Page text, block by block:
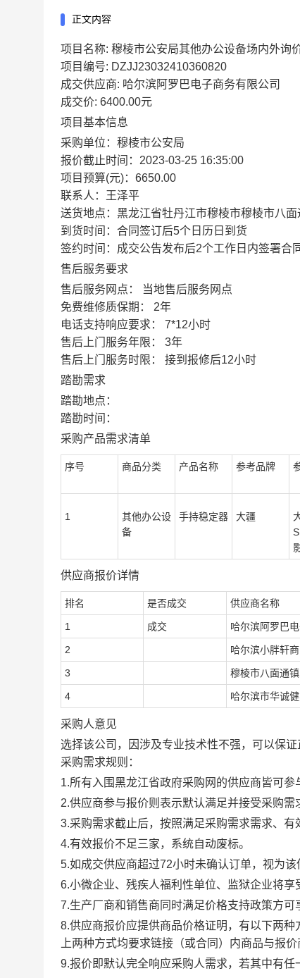
正文内容
项目名称: 穆棱市公安局其他办公设备场内外询
项目编号: DZJJ23032410360820
成交供应商: 哈尔滨阿罗巴电子商务有限公司
成交价: 6400.00元
项目基本信息
采购单位： 穆棱市公安局
报价截止时间： 2023-03-25 16:35:00
项目预算(元)： 6650.00
联系人：
王泽平
送货地点： 黑龙江省牡丹江市穆棱市穆棱市八
到货时间： 合同签订后5个日历日到货
签约时间： 成交公告发布后2个工作日内签署合
售后服务要求
售后服务网点：
当地售后服务网点
免费维修质保期：
2年
电话支持响应要求：
7*12小时
售后上门服务年限：
3年
售后上门服务时限：
接到报修后12小时
踏勘需求
踏勘地点：
踏勘时间：
采购产品需求清单
序号 商品分类 产品名称 参考品牌
1
其他办公设
备
手持稳定器 大疆
供应商报价详情
排名 是否成交 供应商名称
1 成交 哈尔滨阿罗巴
2 哈尔滨小胖轩
3 穆棱市八面通
4 哈尔滨市华诚
采购人意见
选择该公司，因涉及专业技术性不强，可以保证
采购需求规则：
1.所有入围黑龙江省政府采购网的供应商皆可参
2.供应商参与报价则表示默认满足并接受采购需
3.采购需求截止后，按照满足采购需求需求、有
4.有效报价不足三家，系统自动废标。
5.如成交供应商超过72小时未确认订单，视为
6.小微企业、残疾人福利性单位、监狱企业将享
7.生产厂商和销售商同时满足价格支持政策方可
8.供应商报价应提供商品价格证明，有以下两
上两种方式均要求链接（或合同）内商品与报
9.报价即默认完全响应采购人需求，若其中有任